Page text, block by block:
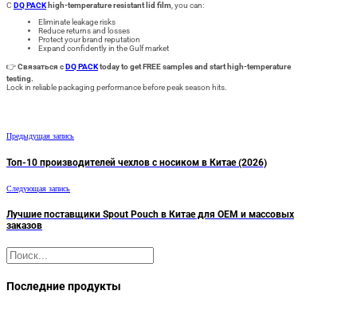
С DQ PACKhigh-temperature resistant lid film, you can:
Eliminate leakage risks
Reduce returns and losses
Protect your brand reputation
Expand confidently in the Gulf market
👉Связаться с DQ PACKtoday to get FREE samples and start high-temperature
testing.
Lock in reliable packaging performance before peak season hits.
Предыдущая запись
Топ-10 производителей чехлов с носиком в Китае (2026)
Следующая запись
Лучшие поставщики Spout Pouch в Китае для OEM и массовых
заказов
Поиск
Последние продукты